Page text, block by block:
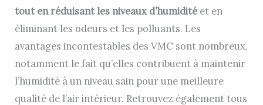
tout en réduisant les niveaux d’humiditéet en
éliminant les odeurs et les polluants. Les
avantages incontestables des VMC sont nombreux,
notamment le fait qu’elles contribuent à maintenir
l’humidité à un niveau sain pour une meilleure
qualité de l’air intérieur. Retrouvez également tous